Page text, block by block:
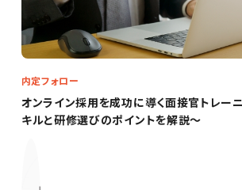
オンライン採用を成功に導く面接官トレー
キルと研修選びのポイントを解説～
内定フォロー